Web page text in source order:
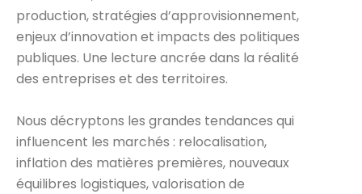
production, stratégies d’approvisionnement,
enjeux d’innovation et impacts des politiques
publiques. Une lecture ancrée dans la réalité
des entreprises et des territoires.
Nous décryptons les grandes tendances qui
influencent les marchés : relocalisation,
inflation des matières premières, nouveaux
équilibres logistiques, valorisation de